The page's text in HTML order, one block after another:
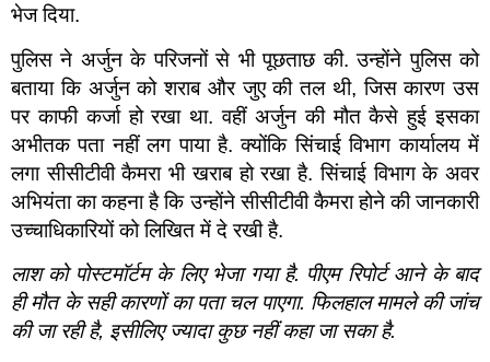
भेज दिया.
पुलिस ने अर्जुन के परिजनों से भी पूछताछ की. उन्होंने पुलिस को
बताया कि अर्जुन को शराब और जुए की तल थी, जिस कारण उस
पर काफी कर्जा हो रखा था. वहीं अर्जुन की मौत कैसे हुई इसका
अभीतक पता नहीं लग पाया है. क्योंकि सिंचाई विभाग कार्यालय में
लगा सीसीटीवी कैमरा भी खराब हो रखा है. सिंचाई विभाग के अवर
अभियंता का कहना है कि उन्होंने सीसीटीवी कैमरा होने की जानकारी
उच्चाधिकारियों को लिखित में दे रखी है.
लाश को पोस्टमॉर्टम के लिए भेजा गया है. पीएम रिपोर्ट आने के बाद
ही मौत के सही कारणों का पता चल पाएगा. फिलहाल मामले की जांच
की जा रही है, इसीलिए ज्यादा कुछ नहीं कहा जा सका है.